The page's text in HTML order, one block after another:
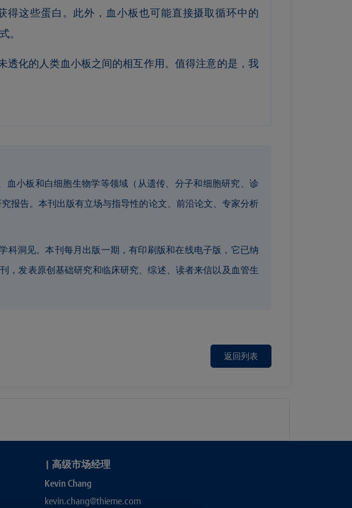
得这些蛋白。此外，血小板也可能直接摄取循环中的
。
透化的人类血小板之间的相互作用。值得注意的是，我
小板和白细胞生物学等领域（从遗传、分子和细胞研究、诊
报告。本刊出版有立场与指导性的论文、前沿论文、专家分析
科洞见。本刊每月出版一期，有印刷版和在线电子版，它已纳
，发表原创基础研究和临床研究、综述、读者来信以及血管生
返回列表
| 高级市场经理
Kevin Chang
kevin.chang@thieme.com